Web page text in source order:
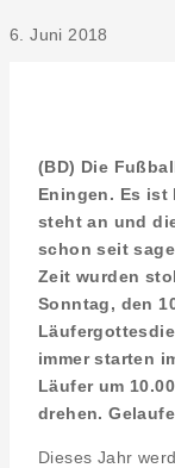
6. Juni 2018
(BD) Die
Eningen. Es ist
steht an und
schon seit
Zeit wurden
Sonntag, den
immer starten
Läufer um
drehen.
Dieses Jahr